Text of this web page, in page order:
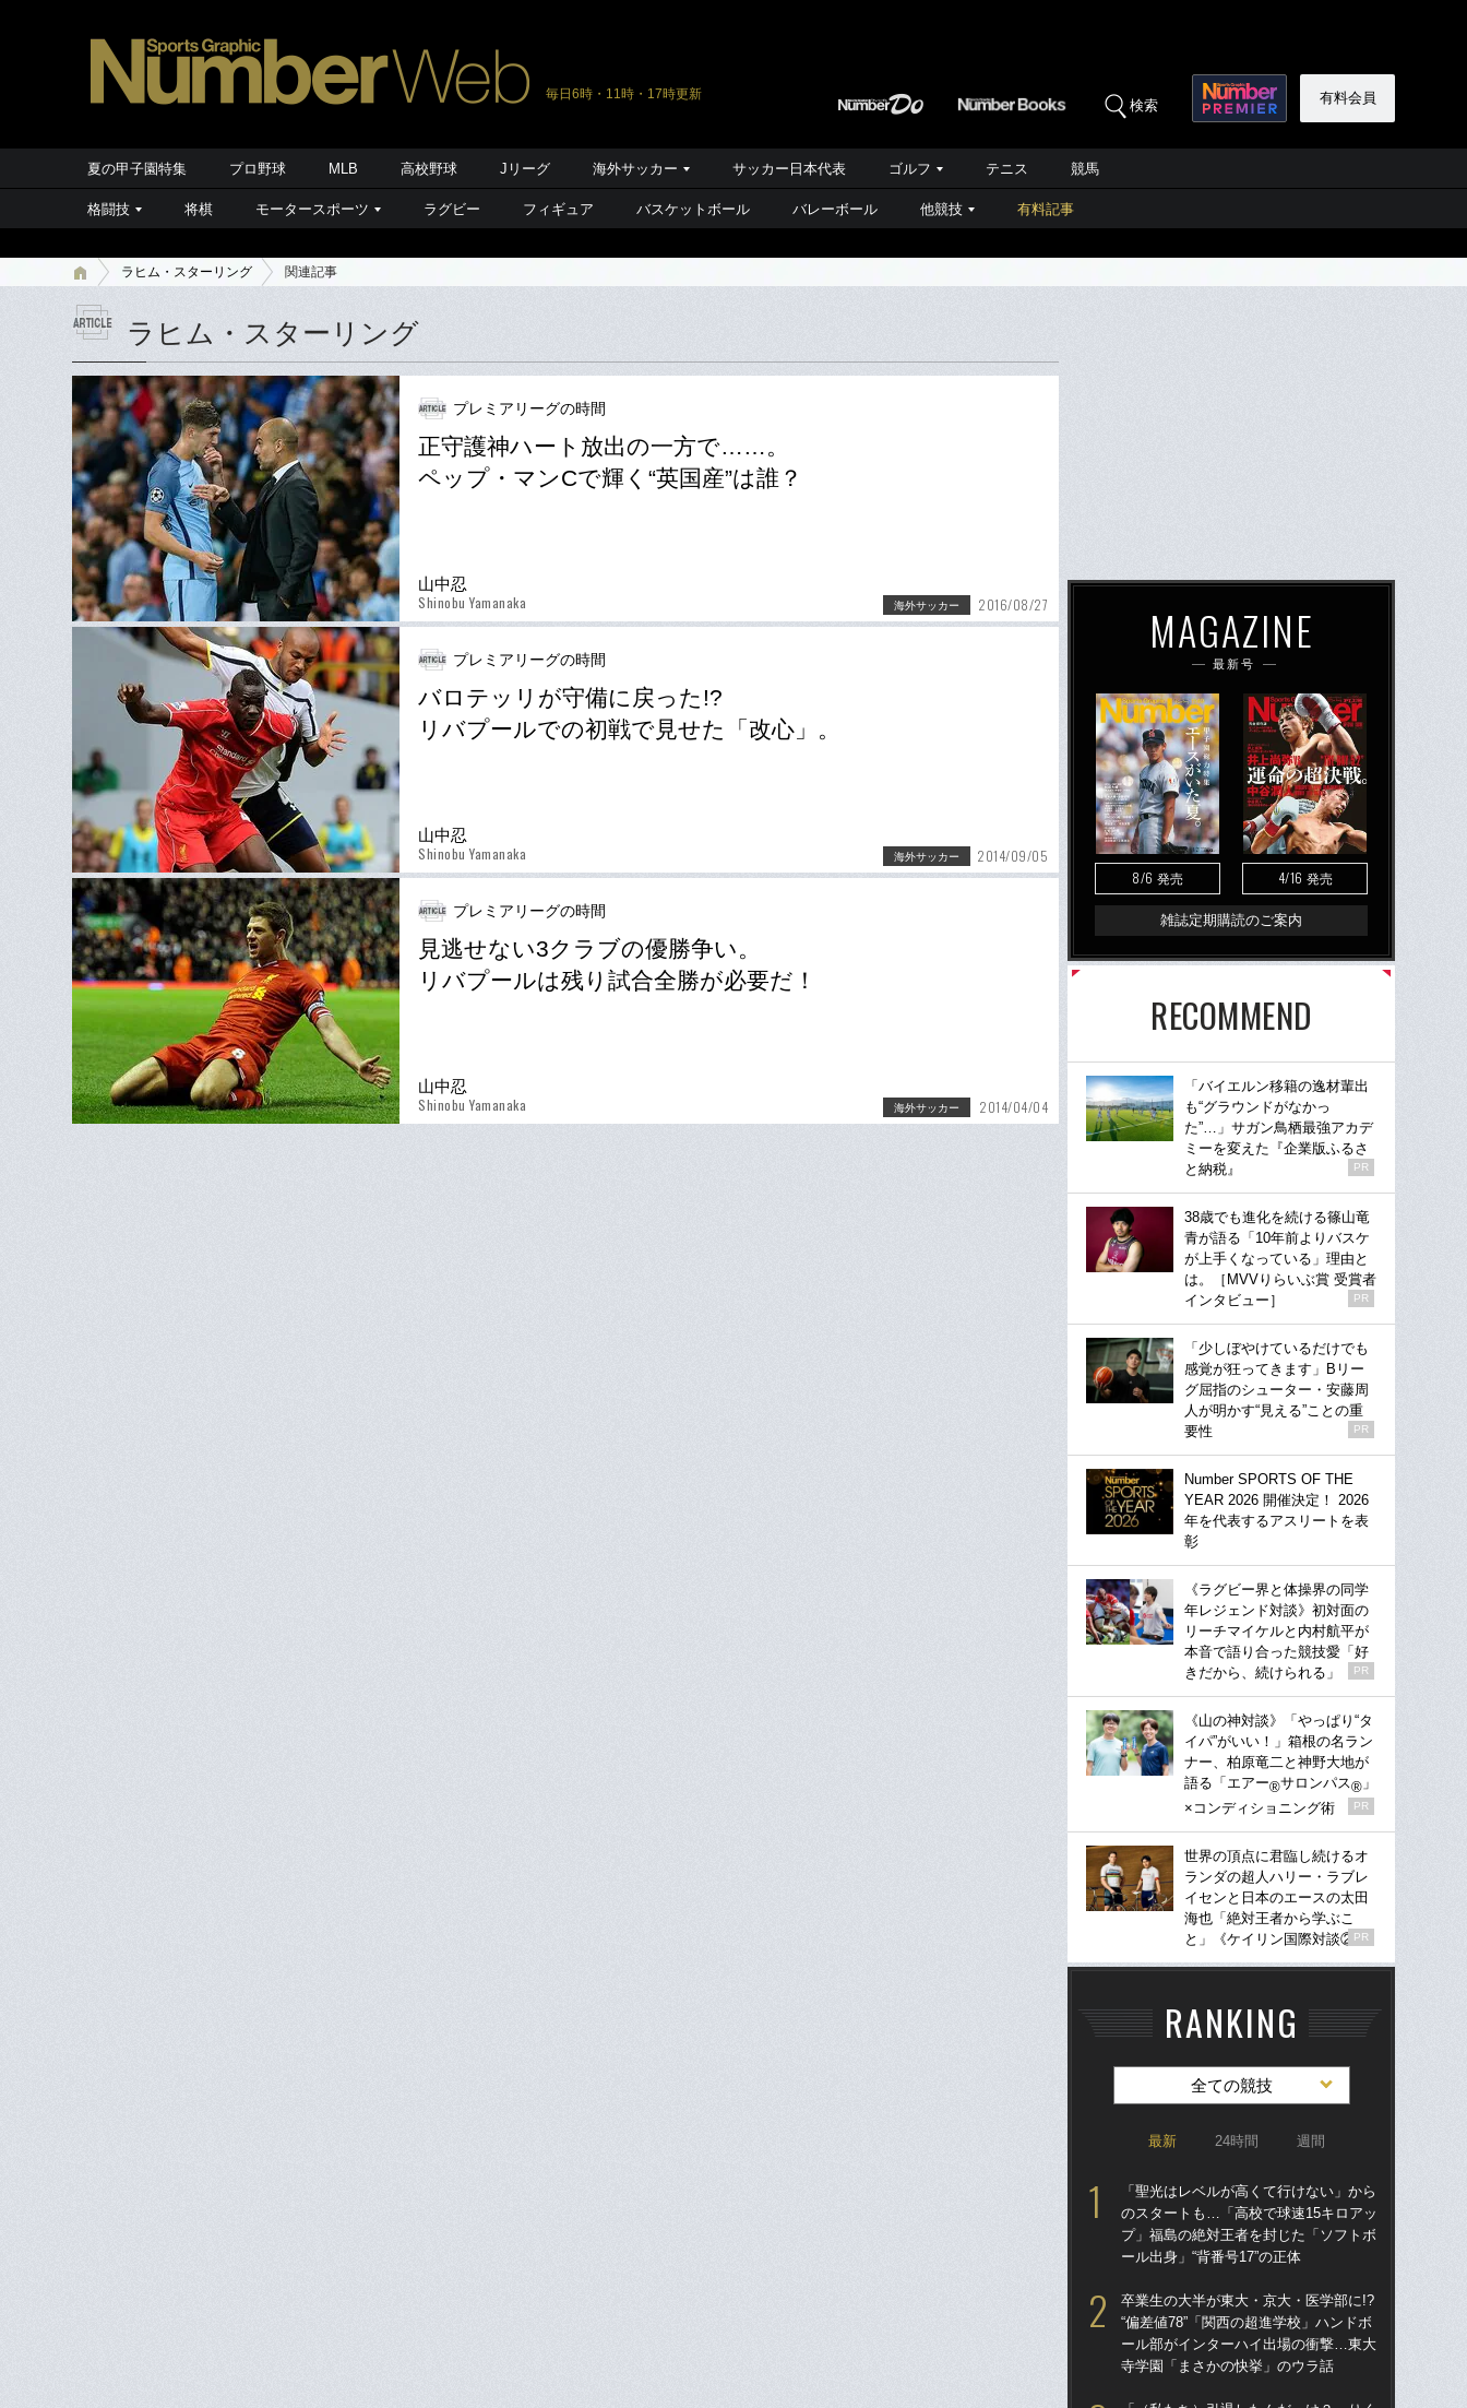
毎日6時・11時・17時更新
検索 有料会員
夏の甲子園特集 プロ野球 MLB 高校野球 Jリーグ 海外サッカー サッカー日本代表 ゴルフ テニス 競馬
格闘技 将棋 モータースポーツ ラグビー フィギュア バスケットボール バレーボール 他競技 有料記事
ラヒム・スターリング 関連記事
ラヒム・スターリング
プレミアリーグの時間
正守護神ハート放出の一方で……。
ペップ・マンCで輝く“英国産”は誰？
山中忍
Shinobu Yamanaka 海外サッカー 2016/08/27
プレミアリーグの時間
バロテッリが守備に戻った!?
リバプールでの初戦で見せた「改心」。
山中忍
Shinobu Yamanaka 海外サッカー 2014/09/05
プレミアリーグの時間
見逃せない3クラブの優勝争い。
リバプールは残り試合全勝が必要だ！
山中忍
Shinobu Yamanaka 海外サッカー 2014/04/04
MAGAZINE
最新号
8/6 発売 4/16 発売
雑誌定期購読のご案内
RECOMMEND
「バイエルン移籍の逸材輩出
も“グラウンドがなかっ
た”…」サガン鳥栖最強アカデ
ミーを変えた『企業版ふるさ
と納税』
PR
38歳でも進化を続ける篠山竜
青が語る「10年前よりバスケ
が上手くなっている」理由と
は。［MVVりらいぶ賞 受賞者
インタビュー］
PR
「少しぼやけているだけでも
感覚が狂ってきます」Bリー
グ屈指のシューター・安藤周
人が明かす“見える”ことの重
要性
PR
Number SPORTS OF THE
YEAR 2026 開催決定！ 2026
年を代表するアスリートを表
彰
《ラグビー界と体操界の同学
年レジェンド対談》初対面の
リーチマイケルと内村航平が
本音で語り合った競技愛「好
きだから、続けられる」
PR
《山の神対談》「やっぱり“タ
イパ”がいい！」箱根の名ラン
ナー、柏原竜二と神野大地が
語る「エアー®サロンパス® 」
×コンディショニング術
PR
世界の頂点に君臨し続けるオ
ランダの超人ハリー・ラブレ
イセンと日本のエースの太田
海也「絶対王者から学ぶこ
と」《ケイリン国際対談②》
PR
RANKING
全ての競技
最新 24時間 週間
「聖光はレベルが高くて行けない」から
のスタートも…「高校で球速15キロアッ
プ」福島の絶対王者を封じた「ソフトボ
ール出身」“背番号17”の正体
卒業生の大半が東大・京大・医学部に!?
“偏差値78”「関西の超進学校」ハンドボ
ール部がインターハイ出場の衝撃…東大
寺学園「まさかの快挙」のウラ話